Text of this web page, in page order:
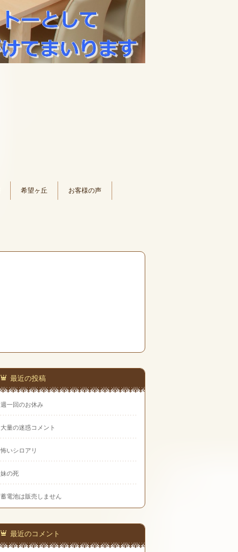
希望ヶ丘 お客様の声
最近の投稿
週一回のお休み
大量の迷惑コメント
怖いシロアリ
妹の死
蓄電池は販売しません
最近のコメント